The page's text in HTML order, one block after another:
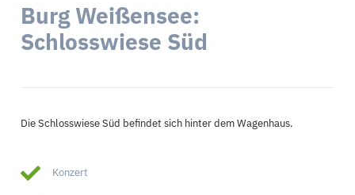
Burg Weißensee:
Schlosswiese Süd
Die Schlosswiese Süd befindet sich hinter dem Wagenhaus.
Konzert